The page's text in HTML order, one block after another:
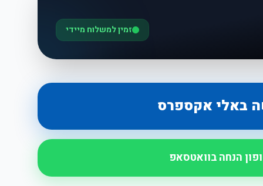
זמין למשלוח מיידי
באלי אקספרס
הנחה בוואטסאפ